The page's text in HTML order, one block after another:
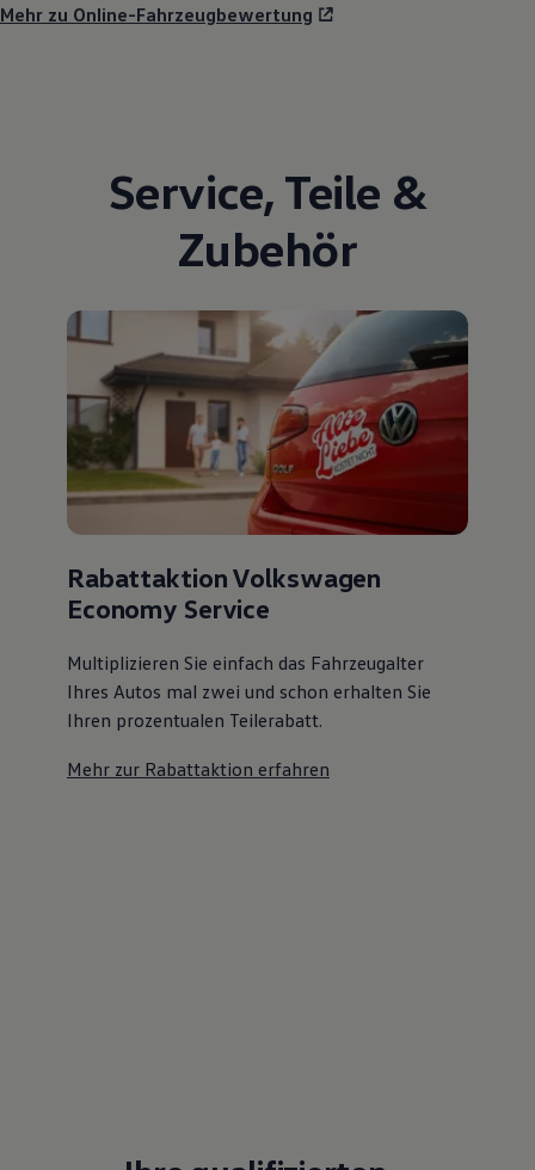
Mehr zu Online-Fahrzeugbewertung
Service, Teile &
Zubehör
Rabattaktion Volkswagen
Economy Service
Multiplizieren Sie einfach das Fahrzeugalter
Ihres Autos mal zwei und schon erhalten Sie
Ihren prozentualen Teilerabatt.
Mehr zur Rabattaktion erfahren